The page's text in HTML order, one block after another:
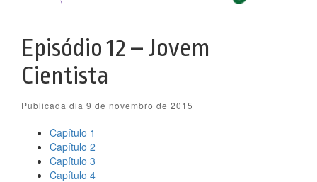
Episódio 12 – Jovem
Cientista
Publicada dia 9 de novembro de 2015
Capítulo 1
Capítulo 2
Capítulo 3
Capítulo 4